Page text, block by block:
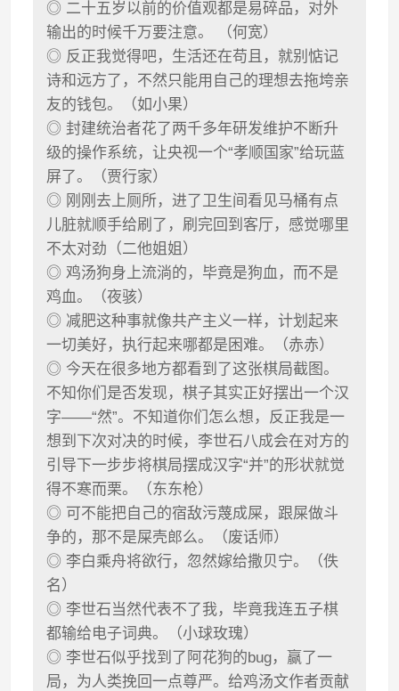
◎ 二十五岁以前的价值观都是易碎品，对外
输出的时候千万要注意。 （何宽）
◎ 反正我觉得吧，生活还在苟且，就别惦记
诗和远方了，不然只能用自己的理想去拖垮亲
友的钱包。（如小果）
◎ 封建统治者花了两千多年研发维护不断升
级的操作系统，让央视一个“孝顺国家”给玩蓝
屏了。（贾行家）
◎ 刚刚去上厕所，进了卫生间看见马桶有点
儿脏就顺手给刷了，刷完回到客厅，感觉哪里
不太对劲（二他姐姐）
◎ 鸡汤狗身上流淌的，毕竟是狗血，而不是
鸡血。（夜骇）
◎ 减肥这种事就像共产主义一样，计划起来
一切美好，执行起来哪都是困难。（赤赤）
◎ 今天在很多地方都看到了这张棋局截图。
不知你们是否发现，棋子其实正好摆出一个汉
字——“然”。不知道你们怎么想，反正我是一
想到下次对决的时候，李世石八成会在对方的
引导下一步步将棋局摆成汉字“并”的形状就觉
得不寒而栗。（东东枪）
◎ 可不能把自己的宿敌污蔑成屎，跟屎做斗
争的，那不是屎壳郎么。（废话师）
◎ 李白乘舟将欲行，忽然嫁给撒贝宁。（佚
名）
◎ 李世石当然代表不了我，毕竟我连五子棋
都输给电子词典。（小球玫瑰）
◎ 李世石似乎找到了阿花狗的bug，赢了一
局，为人类挽回一点尊严。给鸡汤文作者贡献